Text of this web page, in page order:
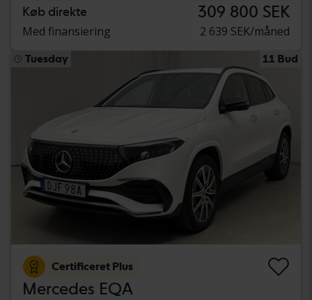
Køb direkte 309 800 SEK
Med finansiering 2 639 SEK/måned
Tuesday 11 Bud
Certificeret Plus
Mercedes EQA